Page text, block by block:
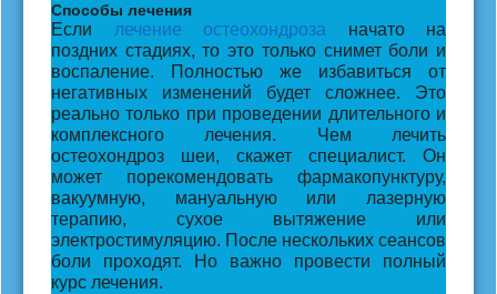
Способы лечения
Если лечение остеохондроза начато на
поздних стадиях, то это только снимет боли и
воспаление. Полностью же избавиться от
негативных изменений будет сложнее. Это
реально только при проведении длительного и
комплексного лечения. Чем лечить
остеохондроз шеи, скажет специалист. Он
может порекомендовать фармакопунктуру,
вакуумную, мануальную или лазерную
терапию, сухое вытяжение или
электростимуляцию. После нескольких сеансов
боли проходят. Но важно провести полный
курс лечения.